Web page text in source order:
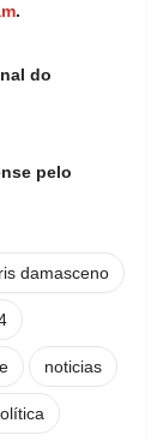
.
do
pelo
damasceno
noticias